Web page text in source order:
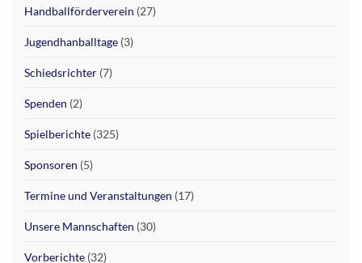
Handballförderverein (27)
Jugendhanballtage (3)
Schiedsrichter (7)
Spenden (2)
Spielberichte (325)
Sponsoren (5)
Termine und Veranstaltungen (17)
Unsere Mannschaften (30)
Vorberichte (32)